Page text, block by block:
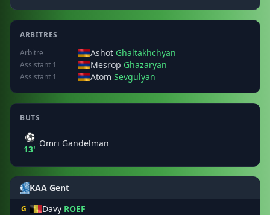
ARBITRES
Arbitre
Ashot Ghaltakhchyan
Assistant 1 Mesrop Ghazaryan
Assistant 1 Atom Sevgulyan
BUTS
⚽
13'
Omri Gandelman
KAA Gent
G Davy ROEF